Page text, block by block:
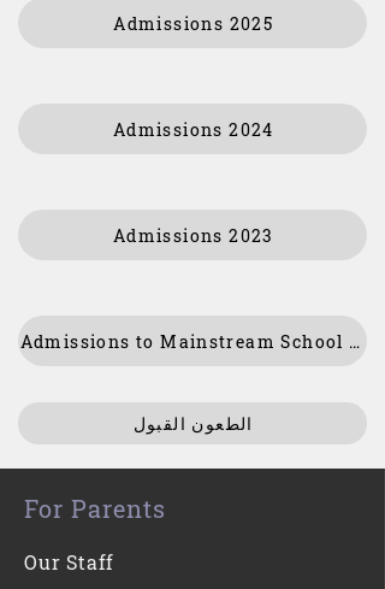
Admissions 2025
Admissions 2024
Admissions 2023
Admissions to Mainstream School 2019
الطعون القبول
For Parents
Our Staff